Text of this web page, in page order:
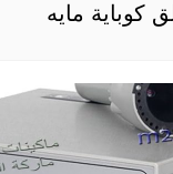
كوباية مايه